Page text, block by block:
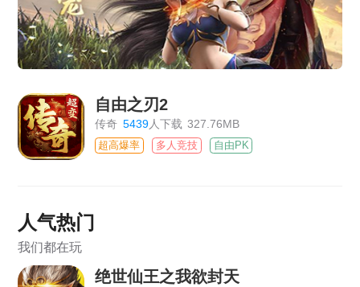
自由之刃2
传奇 5439人下载 327.76MB
超高爆率 多人竞技 自由PK
人气热门
我们都在玩
绝世仙王之我欲封天